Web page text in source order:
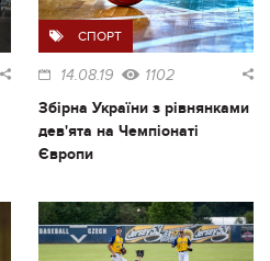
СПОРТ
14.08.19 1102
Збірна України з рівнянками
дев'ята на Чемпіонаті
Європи